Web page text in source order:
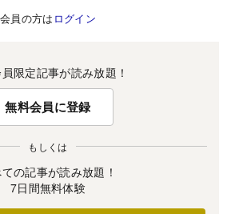
会員の方は ログイン
限定記事が読み放題！
無料会員に登録
もしくは
の記事が読み放題！
7日間無料体験